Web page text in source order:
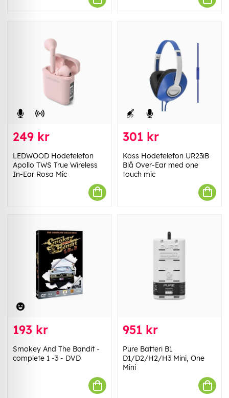
249 kr
LEDWOOD Hodetelefon
Apollo TWS True Wireless
In-Ear Rosa Mic
301 kr
Koss Hodetelefon UR23iB
Blå Over-Ear med one
touch mic
193 kr
Smokey And The Bandit -
complete 1 -3 - DVD
951 kr
Pure Batteri B1
D1/D2/H2/H3 Mini, One
Mini